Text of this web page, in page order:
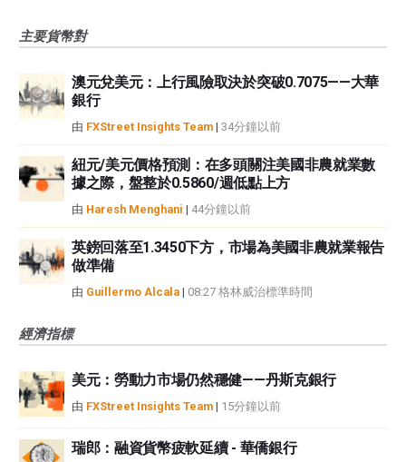
主要貨幣對
澳元兌美元：上行風險取決於突破0.7075——大華
銀行
由 FXStreet Insights Team | 34分鐘以前
紐元/美元價格預測：在多頭關注美國非農就業數
據之際，盤整於0.5860/週低點上方
由 Haresh Menghani | 44分鐘以前
英鎊回落至1.3450下方，市場為美國非農就業報告
做準備
由 Guillermo Alcala | 08:27 格林威治標準時間
經濟指標
美元：勞動力市場仍然穩健——丹斯克銀行
由 FXStreet Insights Team | 15分鐘以前
瑞郎：融資貨幣疲軟延續 - 華僑銀行